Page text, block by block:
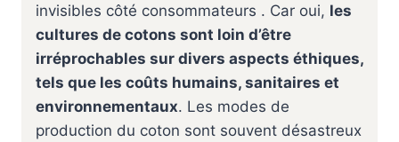
invisibles côté consommateurs . Car oui, les
cultures de cotons sont loin d’être
irréprochables sur divers aspects éthiques,
tels que les coûts humains, sanitaires et
environnementaux. Les modes de
production du coton sont souvent désastreux